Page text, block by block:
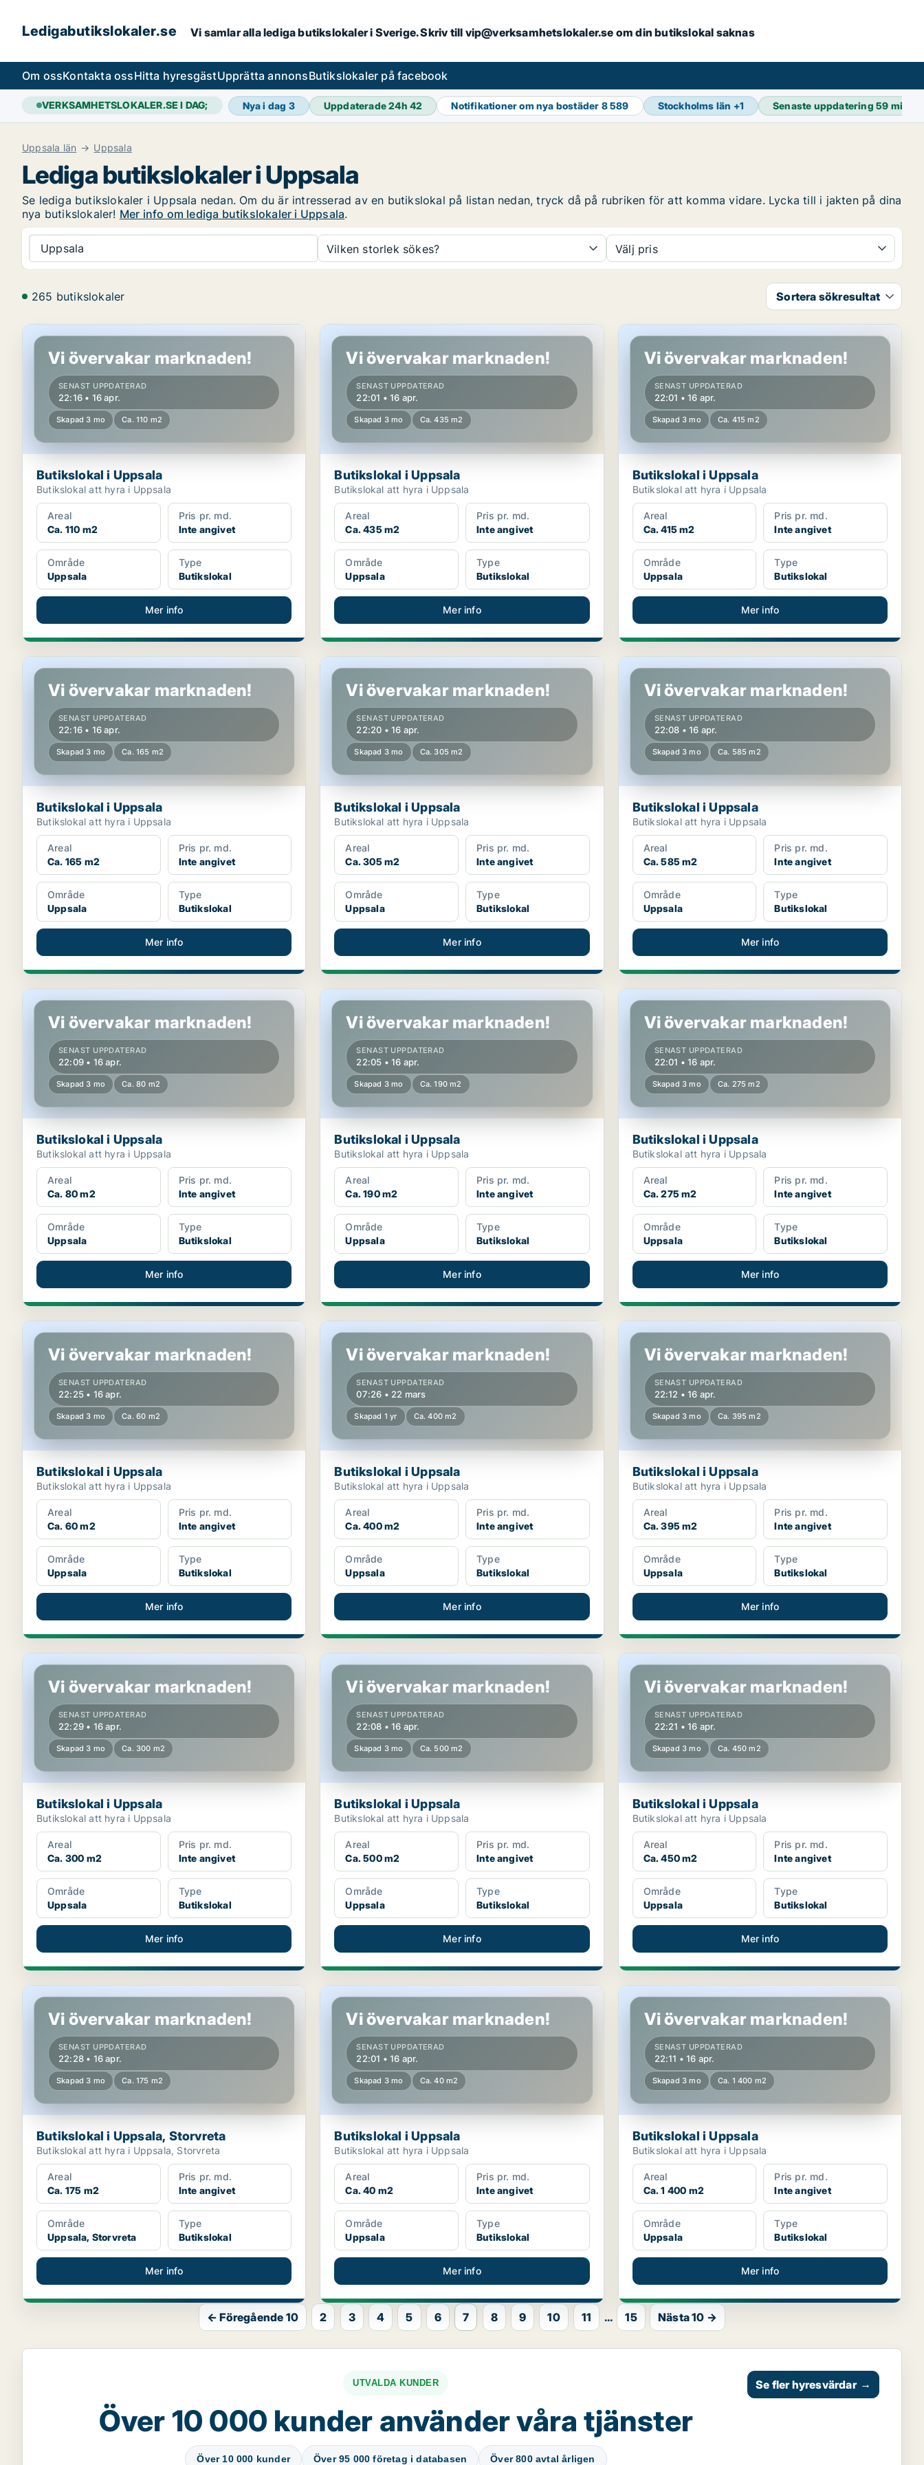
Ledigabutikslokaler.se Vi samlar alla lediga butikslokaler i Sverige. Skriv till vip@verksamhetslokaler.se om din butikslokal saknas
Om ossKontakta ossHitta hyresgästUpprätta annonsButikslokaler på facebook
VERKSAMHETSLOKALER.SE I DAG; Nya i dag 3 Uppdaterade 24h42 Notifikationer om nya bostäder 8 589 Stockholms län +1 Senaste uppdatering59 min
Uppsala län Uppsala
Lediga butikslokaler i Uppsala
Se lediga butikslokaler i Uppsala nedan. Om du är intresserad av en butikslokal på listan nedan, tryck då på rubriken för att komma vidare. Lycka till i jakten på dina
nya butikslokaler! Mer info om lediga butikslokaler i Uppsala.
Uppsala Vilken storlek sökes? Välj pris
265 butikslokaler Sortera sökresultat
Butikslokal i Uppsala
Vi övervakar marknaden!
SENAST UPPDATERAD
22:16 • 16 apr.
Skapad 3 mo Ca. 110 m2
Butikslokal i Uppsala
Butikslokal att hyra i Uppsala
Areal
Ca. 110 m2
Pris pr. md.
Inte angivet
Område
Uppsala
Type
Butikslokal
Mer info
Butikslokal i Uppsala
Vi övervakar marknaden!
SENAST UPPDATERAD
22:01 • 16 apr.
Skapad 3 mo Ca. 435 m2
Butikslokal i Uppsala
Butikslokal att hyra i Uppsala
Areal
Ca. 435 m2
Pris pr. md.
Inte angivet
Område
Uppsala
Type
Butikslokal
Mer info
Butikslokal i Uppsala
Vi övervakar marknaden!
SENAST UPPDATERAD
22:01 • 16 apr.
Skapad 3 mo Ca. 415 m2
Butikslokal i Uppsala
Butikslokal att hyra i Uppsala
Areal
Ca. 415 m2
Pris pr. md.
Inte angivet
Område
Uppsala
Type
Butikslokal
Mer info
Butikslokal i Uppsala
Vi övervakar marknaden!
SENAST UPPDATERAD
22:16 • 16 apr.
Skapad 3 mo Ca. 165 m2
Butikslokal i Uppsala
Butikslokal att hyra i Uppsala
Areal
Ca. 165 m2
Pris pr. md.
Inte angivet
Område
Uppsala
Type
Butikslokal
Mer info
Butikslokal i Uppsala
Vi övervakar marknaden!
SENAST UPPDATERAD
22:20 • 16 apr.
Skapad 3 mo Ca. 305 m2
Butikslokal i Uppsala
Butikslokal att hyra i Uppsala
Areal
Ca. 305 m2
Pris pr. md.
Inte angivet
Område
Uppsala
Type
Butikslokal
Mer info
Butikslokal i Uppsala
Vi övervakar marknaden!
SENAST UPPDATERAD
22:08 • 16 apr.
Skapad 3 mo Ca. 585 m2
Butikslokal i Uppsala
Butikslokal att hyra i Uppsala
Areal
Ca. 585 m2
Pris pr. md.
Inte angivet
Område
Uppsala
Type
Butikslokal
Mer info
Butikslokal i Uppsala
Vi övervakar marknaden!
SENAST UPPDATERAD
22:09 • 16 apr.
Skapad 3 mo Ca. 80 m2
Butikslokal i Uppsala
Butikslokal att hyra i Uppsala
Areal
Ca. 80 m2
Pris pr. md.
Inte angivet
Område
Uppsala
Type
Butikslokal
Mer info
Butikslokal i Uppsala
Vi övervakar marknaden!
SENAST UPPDATERAD
22:05 • 16 apr.
Skapad 3 mo Ca. 190 m2
Butikslokal i Uppsala
Butikslokal att hyra i Uppsala
Areal
Ca. 190 m2
Pris pr. md.
Inte angivet
Område
Uppsala
Type
Butikslokal
Mer info
Butikslokal i Uppsala
Vi övervakar marknaden!
SENAST UPPDATERAD
22:01 • 16 apr.
Skapad 3 mo Ca. 275 m2
Butikslokal i Uppsala
Butikslokal att hyra i Uppsala
Areal
Ca. 275 m2
Pris pr. md.
Inte angivet
Område
Uppsala
Type
Butikslokal
Mer info
Butikslokal i Uppsala
Vi övervakar marknaden!
SENAST UPPDATERAD
22:25 • 16 apr.
Skapad 3 mo Ca. 60 m2
Butikslokal i Uppsala
Butikslokal att hyra i Uppsala
Areal
Ca. 60 m2
Pris pr. md.
Inte angivet
Område
Uppsala
Type
Butikslokal
Mer info
Butikslokal i Uppsala
Vi övervakar marknaden!
SENAST UPPDATERAD
07:26 • 22 mars
Skapad 1 yr Ca. 400 m2
Butikslokal i Uppsala
Butikslokal att hyra i Uppsala
Areal
Ca. 400 m2
Pris pr. md.
Inte angivet
Område
Uppsala
Type
Butikslokal
Mer info
Butikslokal i Uppsala
Vi övervakar marknaden!
SENAST UPPDATERAD
22:12 • 16 apr.
Skapad 3 mo Ca. 395 m2
Butikslokal i Uppsala
Butikslokal att hyra i Uppsala
Areal
Ca. 395 m2
Pris pr. md.
Inte angivet
Område
Uppsala
Type
Butikslokal
Mer info
Butikslokal i Uppsala
Vi övervakar marknaden!
SENAST UPPDATERAD
22:29 • 16 apr.
Skapad 3 mo Ca. 300 m2
Butikslokal i Uppsala
Butikslokal att hyra i Uppsala
Areal
Ca. 300 m2
Pris pr. md.
Inte angivet
Område
Uppsala
Type
Butikslokal
Mer info
Butikslokal i Uppsala
Vi övervakar marknaden!
SENAST UPPDATERAD
22:08 • 16 apr.
Skapad 3 mo Ca. 500 m2
Butikslokal i Uppsala
Butikslokal att hyra i Uppsala
Areal
Ca. 500 m2
Pris pr. md.
Inte angivet
Område
Uppsala
Type
Butikslokal
Mer info
Butikslokal i Uppsala
Vi övervakar marknaden!
SENAST UPPDATERAD
22:21 • 16 apr.
Skapad 3 mo Ca. 450 m2
Butikslokal i Uppsala
Butikslokal att hyra i Uppsala
Areal
Ca. 450 m2
Pris pr. md.
Inte angivet
Område
Uppsala
Type
Butikslokal
Mer info
Butikslokal i Uppsala, Storvreta
Vi övervakar marknaden!
SENAST UPPDATERAD
22:28 • 16 apr.
Skapad 3 mo Ca. 175 m2
Butikslokal i Uppsala, Storvreta
Butikslokal att hyra i Uppsala, Storvreta
Areal
Ca. 175 m2
Pris pr. md.
Inte angivet
Område
Uppsala, Storvreta
Type
Butikslokal
Mer info
Butikslokal i Uppsala
Vi övervakar marknaden!
SENAST UPPDATERAD
22:01 • 16 apr.
Skapad 3 mo Ca. 40 m2
Butikslokal i Uppsala
Butikslokal att hyra i Uppsala
Areal
Ca. 40 m2
Pris pr. md.
Inte angivet
Område
Uppsala
Type
Butikslokal
Mer info
Butikslokal i Uppsala
Vi övervakar marknaden!
SENAST UPPDATERAD
22:11 • 16 apr.
Skapad 3 mo Ca. 1 400 m2
Butikslokal i Uppsala
Butikslokal att hyra i Uppsala
Areal
Ca. 1 400 m2
Pris pr. md.
Inte angivet
Område
Uppsala
Type
Butikslokal
Mer info
← Föregående 10 2 3 4 5 6 7 8 9 10 11 ... 15 Nästa 10 →
UTVALDA KUNDER
Över 10 000 kunder använder våra tjänster
Över 10 000 kunder Över 95 000 företag i databasen Över 800 avtal årligen
Se fler hyresvärdar →